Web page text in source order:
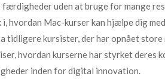
uden at bruge for mange
hvordan Mac-kurser kan hjælpe dig
tidligere kursister, der har opnået
hvordan kurserne har styrket deres
inden for digital innovation.